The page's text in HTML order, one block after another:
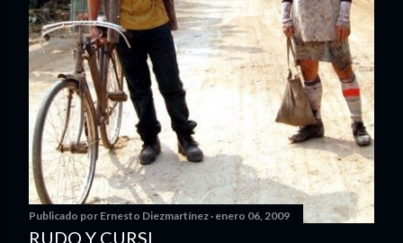
Publicado por Ernesto Diezmartínez enero 06, 2009
RUDO Y CURSI